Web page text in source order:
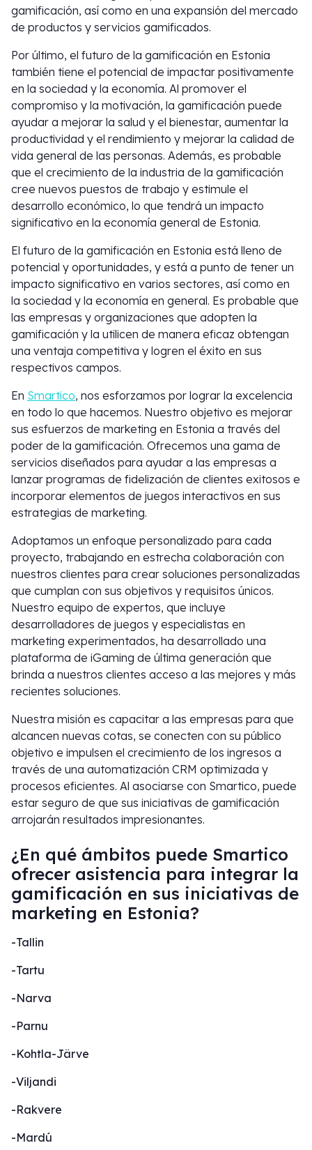
gamificación, así como en una expansión del mercado
de productos y servicios gamificados.
Por último, el futuro de la gamificación en Estonia
también tiene el potencial de impactar positivamente
en la sociedad y la economía. Al promover el
compromiso y la motivación, la gamificación puede
ayudar a mejorar la salud y el bienestar, aumentar la
productividad y el rendimiento y mejorar la calidad de
vida general de las personas. Además, es probable
que el crecimiento de la industria de la gamificación
cree nuevos puestos de trabajo y estimule el
desarrollo económico, lo que tendrá un impacto
significativo en la economía general de Estonia.
El futuro de la gamificación en Estonia está lleno de
potencial y oportunidades, y está a punto de tener un
impacto significativo en varios sectores, así como en
la sociedad y la economía en general. Es probable que
las empresas y organizaciones que adopten la
gamificación y la utilicen de manera eficaz obtengan
una ventaja competitiva y logren el éxito en sus
respectivos campos.
En Smartico, nos esforzamos por lograr la excelencia
en todo lo que hacemos. Nuestro objetivo es mejorar
sus esfuerzos de marketing en Estonia a través del
poder de la gamificación. Ofrecemos una gama de
servicios diseñados para ayudar a las empresas a
lanzar programas de fidelización de clientes exitosos e
incorporar elementos de juegos interactivos en sus
estrategias de marketing.
Adoptamos un enfoque personalizado para cada
proyecto, trabajando en estrecha colaboración con
nuestros clientes para crear soluciones personalizadas
que cumplan con sus objetivos y requisitos únicos.
Nuestro equipo de expertos, que incluye
desarrolladores de juegos y especialistas en
marketing experimentados, ha desarrollado una
plataforma de iGaming de última generación que
brinda a nuestros clientes acceso a las mejores y más
recientes soluciones.
Nuestra misión es capacitar a las empresas para que
alcancen nuevas cotas, se conecten con su público
objetivo e impulsen el crecimiento de los ingresos a
través de una automatización CRM optimizada y
procesos eficientes. Al asociarse con Smartico, puede
estar seguro de que sus iniciativas de gamificación
arrojarán resultados impresionantes.
¿En qué ámbitos puede Smartico
ofrecer asistencia para integrar la
gamificación en sus iniciativas de
marketing en Estonia?
-Tallin
-Tartu
-Narva
-Parnu
-Kohtla-Järve
-Viljandi
-Rakvere
-Mardú